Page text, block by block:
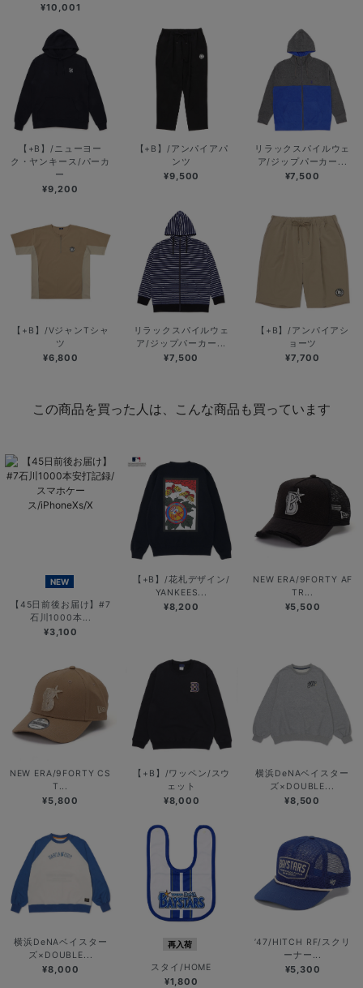
¥10,001
【+B】/ニューヨー
ク・ヤンキース/パーカ
ー
¥9,200
【+B】/アンパイアパ
ンツ
¥9,500
リラックスパイルウェ
ア/ジップパーカー...
¥7,500
【+B】/VジャンTシャ
ツ
¥6,800
リラックスパイルウェ
ア/ジップパーカー...
¥7,500
【+B】/アンパイアシ
ョーツ
¥7,700
この商品を買った人は、こんな商品も買っています
NEW
【45日前後お届け】#7
石川1000本...
¥3,100
【+B】/花札デザイン/
YANKEES...
¥8,200
NEW ERA/9FORTY AF
TR...
¥5,500
NEW ERA/9FORTY CS
T...
¥5,800
【+B】/ワッペン/スウ
ェット
¥8,000
横浜DeNAベイスター
ズ×DOUBLE...
¥8,500
横浜DeNAベイスター
ズ×DOUBLE...
¥8,000
再入荷
スタイ/HOME
¥1,800
’47/HITCH RF/スクリ
ーナー...
¥5,300